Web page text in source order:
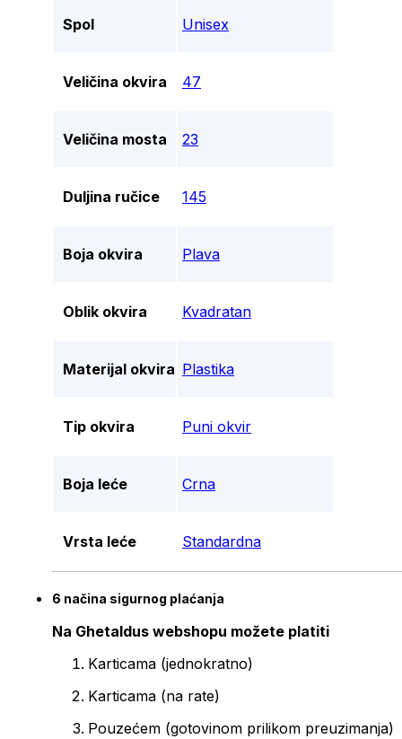
Spol Unisex
Veličina okvira 47
Veličina mosta 23
Duljina ručice 145
Boja okvira Plava
Oblik okvira Kvadratan
Materijal okvira Plastika
Tip okvira Puni okvir
Boja leće Crna
Vrsta leće Standardna
6 načina sigurnog plaćanja
Na Ghetaldus webshopu možete platiti
Karticama (jednokratno)
Karticama (na rate)
Pouzećem (gotovinom prilikom preuzimanja)